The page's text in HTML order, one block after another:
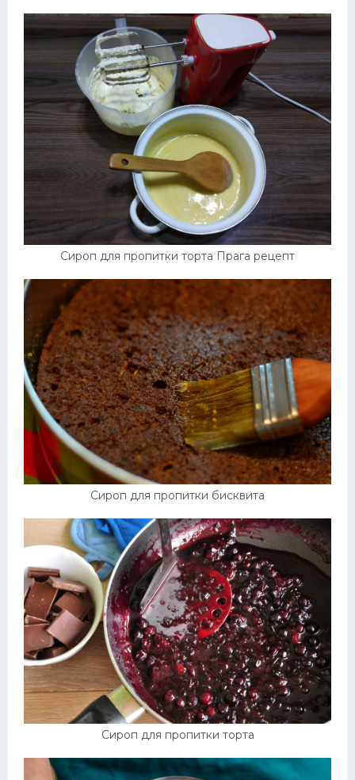
Сироп для пропитки торта Прага рецепт
Сироп для пропитки бисквита
Сироп для пропитки торта